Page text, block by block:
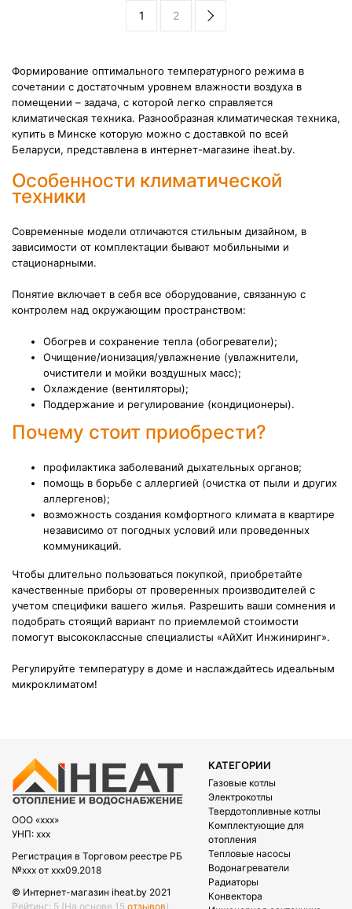
1 2
Формирование оптимального температурного режима в
сочетании с достаточным уровнем влажности воздуха в
помещении – задача, с которой легко справляется
климатическая техника. Разнообразная климатическая техника,
купить в Минске которую можно с доставкой по всей
Беларуси, представлена в интернет-магазине iheat.by.
Особенности климатической
техники
Современные модели отличаются стильным дизайном, в
зависимости от комплектации бывают мобильными и
стационарными.
Понятие включает в себя все оборудование, связанную с
контролем над окружающим пространством:
Обогрев и сохранение тепла (обогреватели);
Очищение/ионизация/увлажнение (увлажнители,
очистители и мойки воздушных масс);
Охлаждение (вентиляторы);
Поддержание и регулирование (кондиционеры).
Почему стоит приобрести?
профилактика заболеваний дыхательных органов;
помощь в борьбе с аллергией (очистка от пыли и других
аллергенов);
возможность создания комфортного климата в квартире
независимо от погодных условий или проведенных
коммуникаций.
Чтобы длительно пользоваться покупкой, приобретайте
качественные приборы от проверенных производителей с
учетом специфики вашего жилья. Разрешить ваши сомнения и
подобрать стоящий вариант по приемлемой стоимости
помогут высококлассные специалисты «АйХит Инжиниринг».
Регулируйте температуру в доме и наслаждайтесь идеальным
микроклиматом!
OOO «xxx»
УНП: xxx
Регистрация в Торговом реестре РБ
№xxx от xxx09.2018
© Интернет-магазин iheat.by 2021
Рейтинг: 5 (На основе 15 отзывов)
КАТЕГОРИИ
Газовые котлы
Электрокотлы
Твердотопливные котлы
Комплектующие для
отопления
Тепловые насосы
Водонагреватели
Радиаторы
Конвектора